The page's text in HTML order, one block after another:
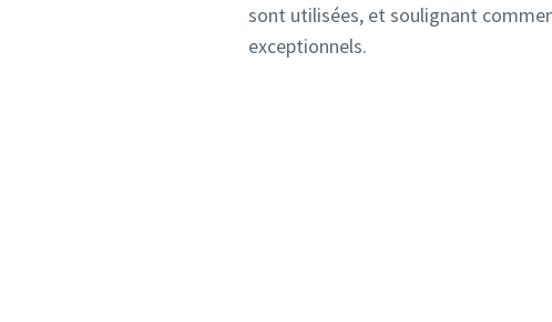
sont utilisées, et soulignant
exceptionnels.